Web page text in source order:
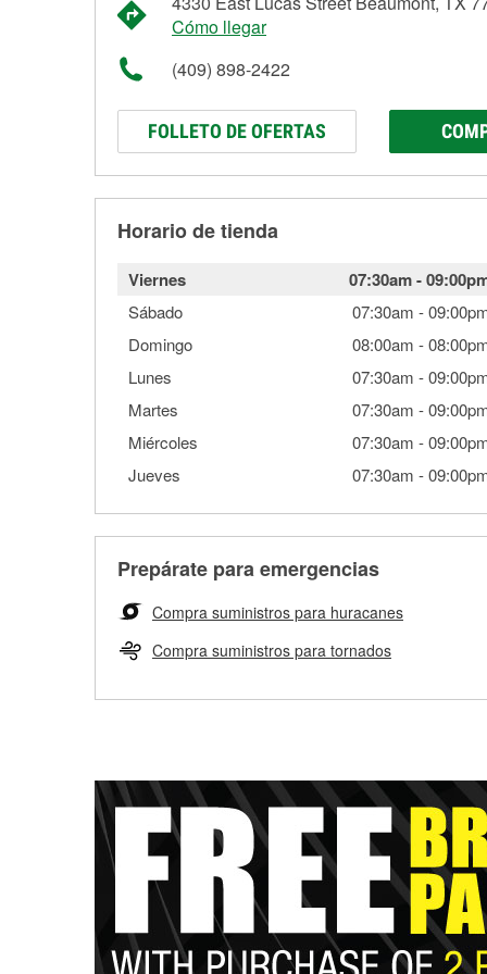
Cómo llegar
(409) 898-2422
FOLLETO DE OFERTAS
Horario de tienda
Viernes 07:30am-
Sábado 07:30am -
Domingo
08:00am -
Lunes
07:30am -
Martes
07:30am -
Miércoles
07:30am -
Jueves
07:30am -
Prepárate para emergencias
Compra suministros para huracanes
Compra suministros para tornados